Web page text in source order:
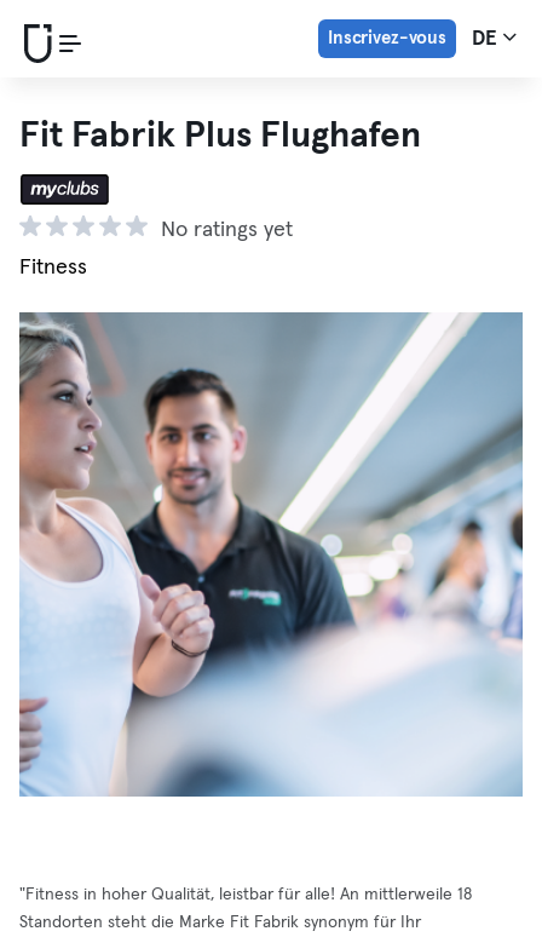
Inscrivez-vous DE
Fit Fabrik Plus Flughafen
No ratings yet
Fitness
"Fitness in hoher Qualität, leistbar für alle! An mittlerweile 18
Standorten steht die Marke Fit Fabrik synonym für Ihr